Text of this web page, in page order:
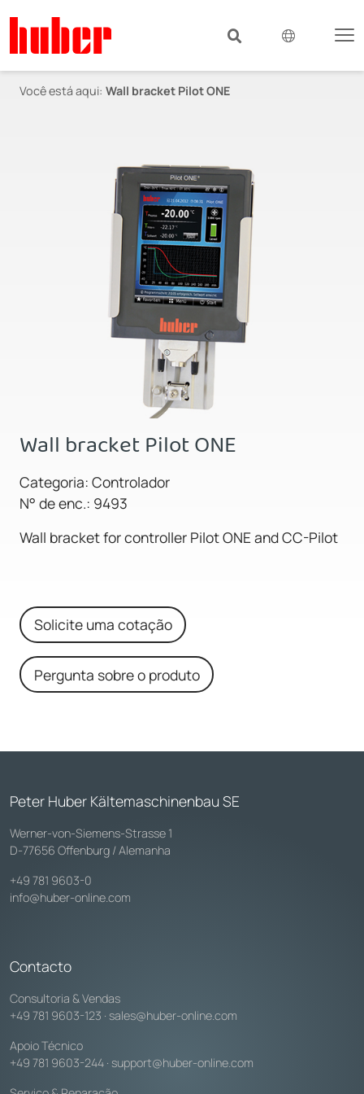
Você está aqui: Wall bracket Pilot ONE
Wall bracket Pilot ONE
Categoria: Controlador
N° de enc.: 9493
Wall bracket for controller Pilot ONE and CC-Pilot
Solicite uma cotação
Pergunta sobre o produto
Peter Huber Kältemaschinenbau SE
Werner-von-Siemens-Strasse 1
D-77656 Offenburg / Alemanha
+49 781 9603-0
info@huber-online.com
Contacto
Consultoria & Vendas
+49 781 9603-123 · sales@huber-online.com
Apoio Técnico
+49 781 9603-244 · support@huber-online.com